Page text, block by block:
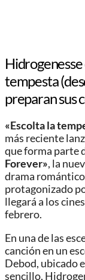
tempesta
preparan sus
«Escolta la
más reciente
que forma parte
Forever», la
drama
protagonizado
llegará a los
febrero.
En una de las
canción en un
Debod, ubicado
sencillo,